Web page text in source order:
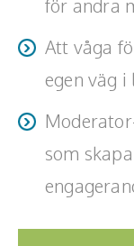
för andra
Att våga
egen väg i
som